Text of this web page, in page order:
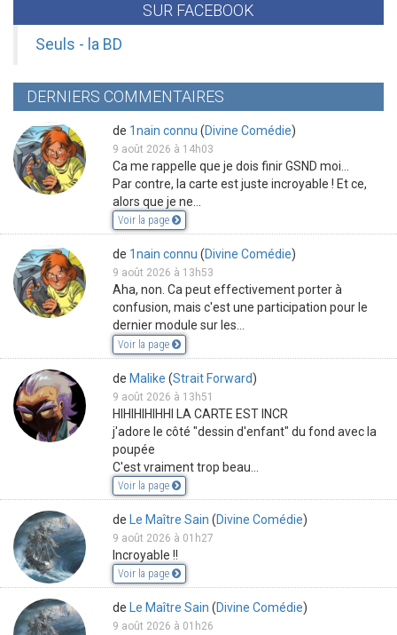
SUR FACEBOOK
Seuls - la BD
DERNIERS COMMENTAIRES
de 1nain connu (Divine Comédie)
9 août 2026 à 14h03
Ca me rappelle que je dois finir GSND moi...
Par contre, la carte est juste incroyable ! Et ce,
alors que je ne...
Voir la page
de 1nain connu (Divine Comédie)
9 août 2026 à 13h53
Aha, non. Ca peut effectivement porter à
confusion, mais c'est une participation pour le
dernier module sur les...
Voir la page
de Malike (Strait Forward)
9 août 2026 à 13h51
HIHIHIHIHHI LA CARTE EST INCR
j'adore le côté "dessin d'enfant" du fond avec la
poupée
C'est vraiment trop beau...
Voir la page
de Le Maître Sain (Divine Comédie)
9 août 2026 à 01h27
Incroyable !!
Voir la page
de Le Maître Sain (Divine Comédie)
9 août 2026 à 01h26